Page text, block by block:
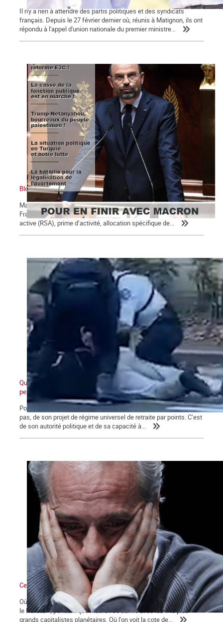
Il n'y a rien à attendre des partis politiques et des syndicats
français. Depuis le 27 février dernier où, réunis à Matignon, ils ont
répondu à l'appel d'union nationale du premier ministre...
Bloc notes, La Commune n° 123
Macron, président des 5 % des ménages les plus riches Un
Français sur 10 perçoit des minima sociaux : revenu de solidarité
active (RSA), prime d’activité, allocation spécifique de...
Quand ceux d'en bas ne veulent plus et que ceux d'en haut ne
peuvent plus
Pour Macron, ce qui se joue aujourd’hui va au-delà de l’avenir, ou
pas, de son projet de régime universel de retraite par points. C’est
de son autorité politique et de sa capacité à...
Ce qui se dessine
Où l’on voit les médias bien mangeants se ruer vers « la ruée sur
le Nutella », pendant que Macron se baffre avec les 140 plus
grands capitalistes planétaires. Où l’on voit la cote de...